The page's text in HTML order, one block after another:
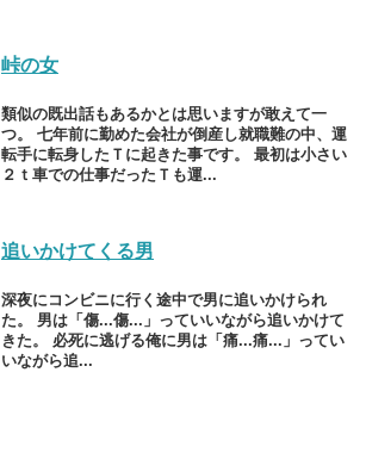
峠の女
類似の既出話もあるかとは思いますが敢えて一
つ。 七年前に勤めた会社が倒産し就職難の中、運
転手に転身したＴに起きた事です。 最初は小さい
２ｔ車での仕事だったＴも運...
追いかけてくる男
深夜にコンビニに行く途中で男に追いかけられ
た。 男は「傷...傷...」っていいながら追いかけて
きた。 必死に逃げる俺に男は「痛...痛...」ってい
いながら追...